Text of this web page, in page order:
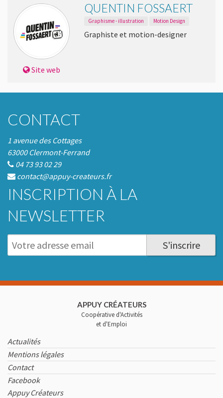
Site web
QUENTIN FOSSAERT
Graphisme - illustration Motion Design
Graphiste et motion-designer
CONTACT
1 avenue des Cottages
63000 Clermont-Ferrand
04 73 93 02 29
contact@appuy-createurs.fr
INSCRIPTION À LA
NEWSLETTER
S'inscrire
APPUY CRÉATEURS
Coopérative d'Activités
et d'Emploi
Actualités
Mentions légales
Contact
Facebook
Appuy Créateurs